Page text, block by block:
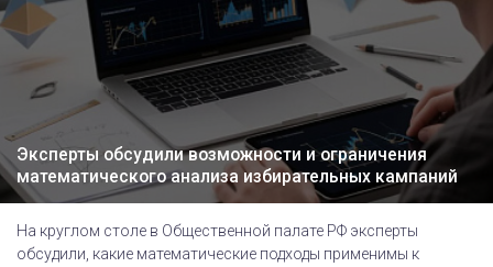
Эксперты обсудили возможности и ограничения
математического анализа избирательных кампаний
На круглом столе в Общественной палате РФ эксперты
обсудили, какие математические подходы применимы к